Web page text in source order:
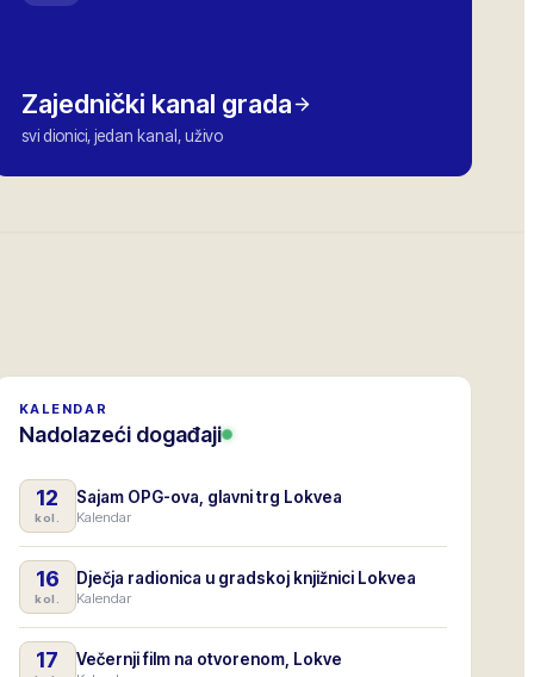
Zajednički kanal grada
svi dionici, jedan kanal, uživo
KALENDAR
Nadolazeći događaji
12
kol.
Sajam OPG-ova, glavni trg Lokvea
Kalendar
16
kol.
Dječja radionica u gradskoj knjižnici Lokvea
Kalendar
17 Večernji film na otvorenom, Lokve